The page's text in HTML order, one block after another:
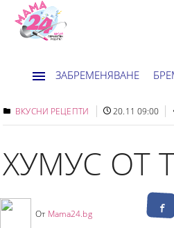
ЗАБРЕМЕНЯВАНЕ
ДОМ НОВИНИ
ВКУСНИ РЕЦЕПТИ 20.11 09:00
ХУМУС ОТ
От Mama24.bg